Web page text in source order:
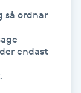
så ordnar
endast